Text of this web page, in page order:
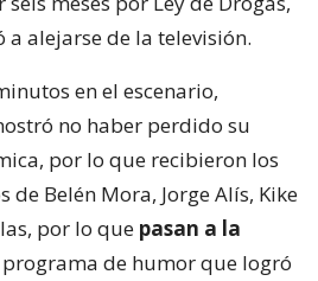
alejarse de la televisión.
en el escenario,
no haber perdido su
por lo que recibieron los
de Belén Mora, Jorge Alís, Kike
por lo que pasan a la
de humor que logró